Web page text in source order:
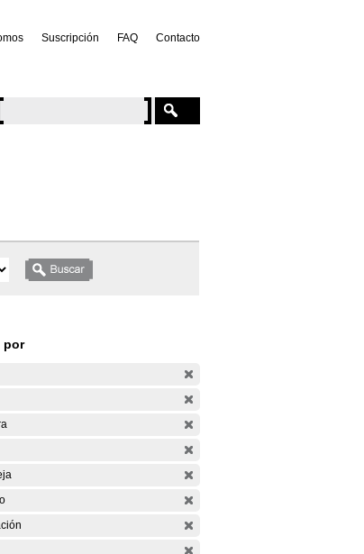
Suscripción FAQ Contacto
por